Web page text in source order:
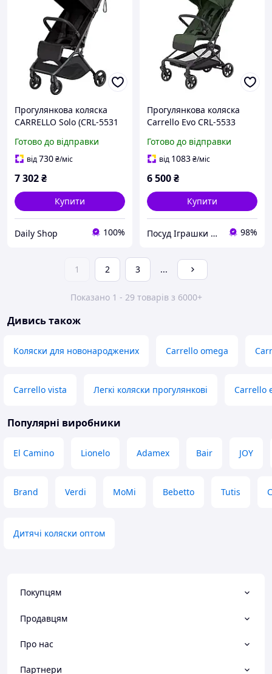
Прогулянкова коляска
CARRELLO Solo (CRL-5531
Готово до відправки
від730₴/міс
7 302₴
Купити
Daily Shop 100%
Прогулянкова коляска
Carrello Evo CRL-5533
компактна, з
амортизацією
Готово до відправки
від 1083₴/міс
6 500₴
Купити
Посуд Іграшки Канцелярія Творчість Для всієї Сім'ї 98%
1 2 3 ...
Показано 1 - 29 товарів з 6000+
Дивись також
Коляски для новонароджених Carrello omega
Carrello vista Легкі коляски прогулянкові Carrello
Популярні виробники
El Camino Lionelo Adamex Bair JOY
Brand Verdi MoMi Bebetto Tutis
Дитячі коляски оптом
Покупцям
Продавцям
Про нас
Партнери